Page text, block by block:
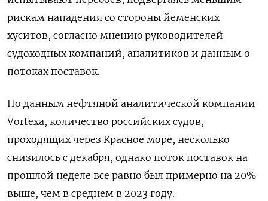
рискам нападения со стороны йеменских
хуситов, согласно мнению руководителей
судоходных компаний, аналитиков и данным о
потоках поставок.
По данным нефтяной аналитической компании
Vortexa, количество российских судов,
проходящих через Красное море, несколько
снизилось с декабря, однако поток поставок на
прошлой неделе все равно был примерно на 20%
выше, чем в среднем в 2023 году.